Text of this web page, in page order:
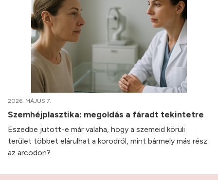
2026. MÁJUS 7.
Szemhéjplasztika: megoldás a fáradt tekintetre
Eszedbe jutott-e már valaha, hogy a szemeid körüli
terület többet elárulhat a korodról, mint bármely más rész
az arcodon?